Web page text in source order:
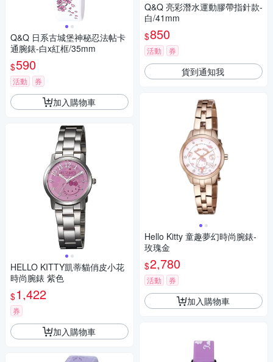
Q&Q 日系古城堡神秘忍法帖卡
通腕錶-白x紅框/35mm
$590
活動 券
加入購物車
HELLO KITTY凱蒂貓俏皮小花
時尚腕錶 紫色
$1,422
券
加入購物車
Q&Q 亮彩潛水運動膠帶指針款-
白/41mm
$850
活動 券
貨到通知我
Hello Kitty 童趣夢幻時尚腕錶-
玫瑰金
$2,780
活動 券
加入購物車